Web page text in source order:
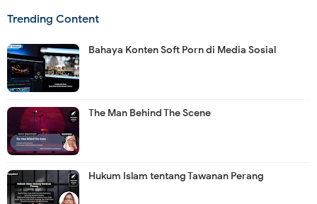
Trending Content
Bahaya Konten Soft Porn di Media Sosial
The Man Behind The Scene
Hukum Islam tentang Tawanan Perang